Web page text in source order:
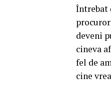
Întrebat
deveni
cineva
fel de
cine